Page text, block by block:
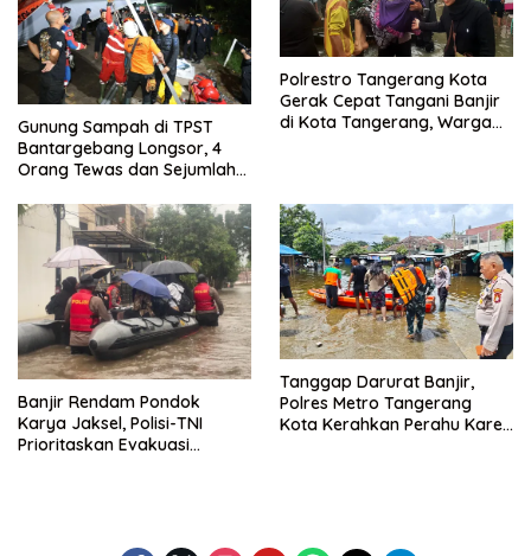
Gunung Sampah di TPST
Bantargebang Longsor, 4
Orang Tewas dan Sejumlah
Polrestro Tangerang Kota
Gerak Cepat Tangani Banjir
di Kota Tangerang, Warga
Banjir Rendam Pondok
Karya Jaksel, Polisi-TNI
Prioritaskan Evakuasi
Tanggap Darurat Banjir,
Polres Metro Tangerang
Kota Kerahkan Perahu Karet